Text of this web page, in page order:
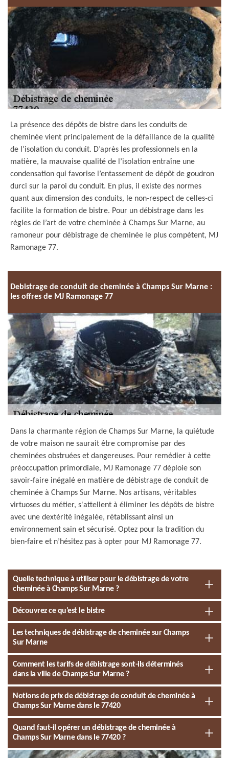
La présence des dépôts de bistre dans les conduits de
cheminée vient principalement de la défaillance de la qualité
de l’isolation du conduit. D’après les professionnels en la
matière, la mauvaise qualité de l’isolation entraîne une
condensation qui favorise l’entassement de dépôt de goudron
durci sur la paroi du conduit. En plus, il existe des normes
quant aux dimension des conduits, le non-respect de celles-ci
facilite la formation de bistre. Pour un débistrage dans les
règles de l’art de votre cheminée à Champs Sur Marne, au
ramoneur pour débistrage de cheminée le plus compétent, MJ
Ramonage 77.
Debistrage de conduit de cheminée à Champs Sur Marne :
les offres de MJ Ramonage 77
Dans la charmante région de Champs Sur Marne, la quiétude
de votre maison ne saurait être compromise par des
cheminées obstruées et dangereuses. Pour remédier à cette
préoccupation primordiale, MJ Ramonage 77 déploie son
savoir-faire inégalé en matière de débistrage de conduit de
cheminée à Champs Sur Marne. Nos artisans, véritables
virtuoses du métier, s'attellent à éliminer les dépôts de bistre
avec une dextérité inégalée, rétablissant ainsi un
environnement sain et sécurisé. Optez pour la tradition du
bien-faire et n’hésitez pas à opter pour MJ Ramonage 77.
Quelle technique à utiliser pour le débistrage de votre
cheminée à Champs Sur Marne ?
Découvrez ce qu’est le bistre
Les techniques de débistrage de cheminée sur Champs
Sur Marne
Comment les tarifs de débistrage sont-ils déterminés
dans la ville de Champs Sur Marne ?
Notions de prix de débistrage de conduit de cheminée à
Champs Sur Marne dans le 77420
Quand faut-il opérer un débistrage de cheminée à
Champs Sur Marne dans le 77420 ?